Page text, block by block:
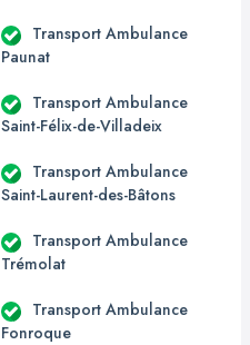
Transport Ambulance
Paunat
Transport Ambulance
Saint-Félix-de-Villadeix
Transport Ambulance
Saint-Laurent-des-Bâtons
Transport Ambulance
Trémolat
Transport Ambulance
Fonroque